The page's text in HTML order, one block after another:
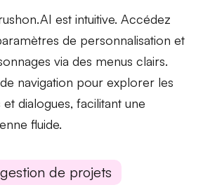
est intuitive. Accédez
de personnalisation et
via des menus clairs.
navigation pour explorer les
dialogues, facilitant une
fluide.
de projets